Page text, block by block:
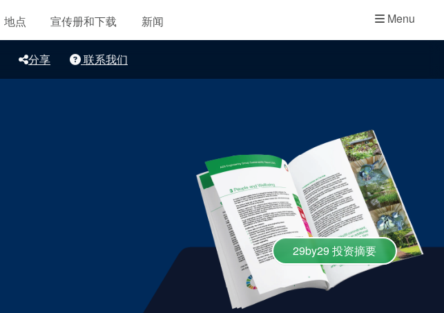
地点 宣传册和下载 新闻 Menu
分享 联系我们
29by29 投资摘要